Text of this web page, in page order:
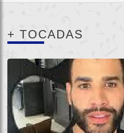
+ TOCADAS